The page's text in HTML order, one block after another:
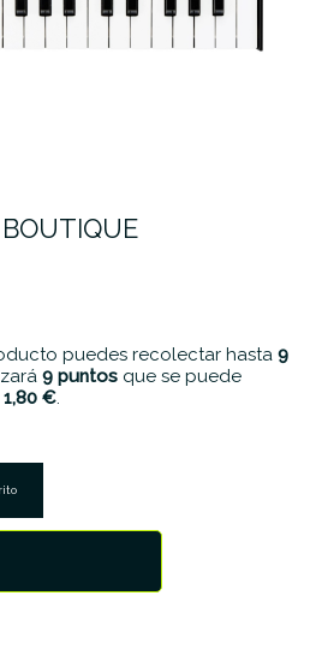
puedes recolectar hasta 9
9 puntos que se puede
1,80 €.